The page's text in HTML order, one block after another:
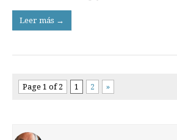
Leer más →
Page 1 of 2 1 2 »